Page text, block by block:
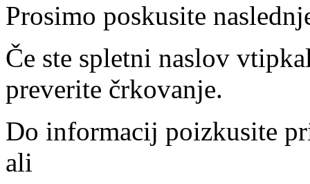
Prosimo poskusite
Če ste spletni naslov
preverite črkovanje.
Do informacij poizkusite
ali